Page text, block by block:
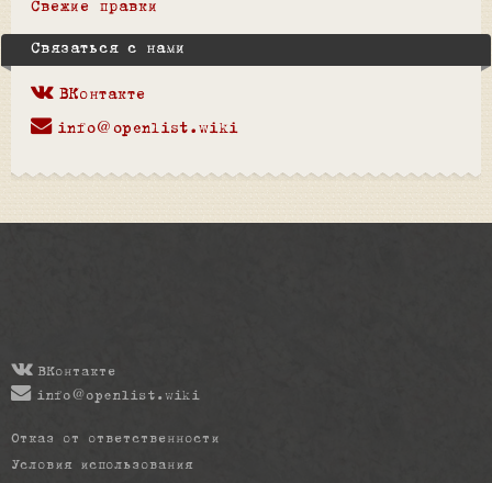
Свежие правки
Связаться с нами
ВКонтакте
info@openlist.wiki
ВКонтакте
info@openlist.wiki
Отказ от ответственности
Условия использования